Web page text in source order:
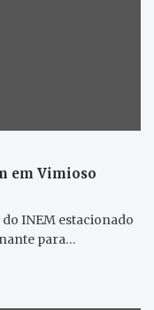
em Vimioso
INEM estacionado
para…